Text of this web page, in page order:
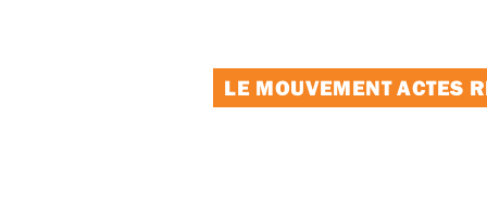
LE MOUVEMENT ACTES